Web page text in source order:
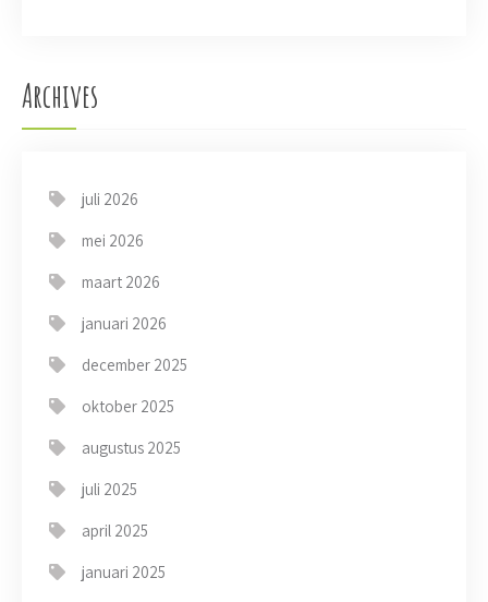
Archives
juli 2026
mei 2026
maart 2026
januari 2026
december 2025
oktober 2025
augustus 2025
juli 2025
april 2025
januari 2025